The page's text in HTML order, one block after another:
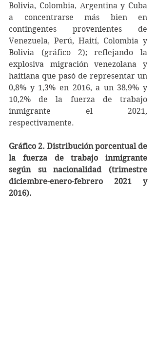
Bolivia, Colombia, Argentina y Cuba
a concentrarse más bien en
contingentes provenientes de
Venezuela, Perú, Haití, Colombia y
Bolivia (gráfico 2); reflejando la
explosiva migración venezolana y
haitiana que pasó de representar un
0,8% y 1,3% en 2016, a un 38,9% y
10,2% de la fuerza de trabajo
inmigrante el 2021,
respectivamente.
Gráfico 2. Distribución porcentual de
la fuerza de trabajo inmigrante
según su nacionalidad (trimestre
diciembre-enero-febrero 2021 y
2016).